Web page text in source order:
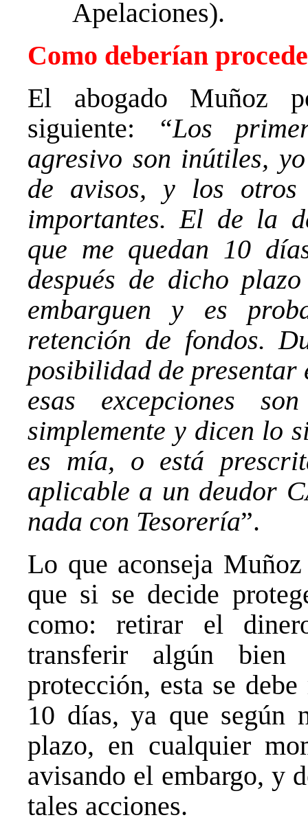
Apelaciones).
Como deberían
El abogado Muñoz
siguiente:
“Los
agresivo son inútiles,
de avisos, y los otros
importantes. El de la
que me quedan 10
después de dicho
embarguen y es
retención de fondos.
posibilidad de presentar
esas excepciones
simplemente y dicen lo
es mía, o está
aplicable a un deudor
nada con Tesorería”.
Lo que aconseja
que si se decide
como: retirar el
transferir algún
protección, esta se
10 días, ya que según
plazo, en cualquier
avisando el embargo, y
tales acciones.